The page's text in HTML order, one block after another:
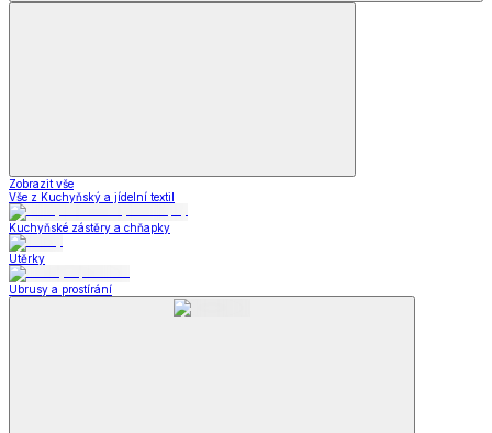
Zobrazit vše
Vše z Kuchyňský a jídelní textil
Kuchyňské zástěry a chňapky
Utěrky
Ubrusy a prostírání